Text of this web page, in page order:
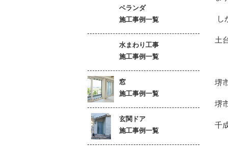
し
土
堺
堺
千
ベランダ
施工事例一覧
水まわり工事
施工事例一覧
窓
施工事例一覧
玄関ドア
施工事例一覧